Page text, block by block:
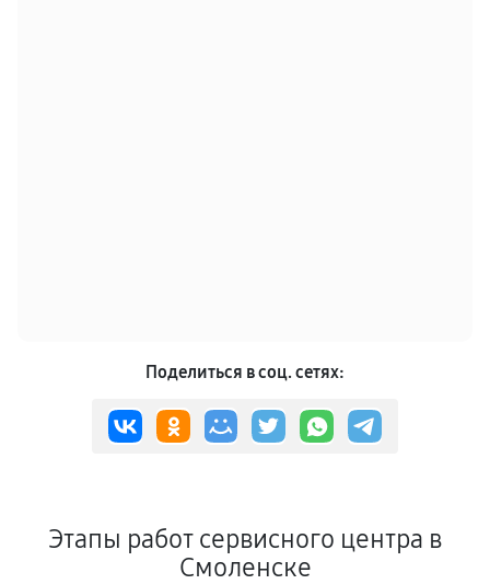
Поделиться в соц. сетях:
Этапы работ сервисного центра в
Смоленске